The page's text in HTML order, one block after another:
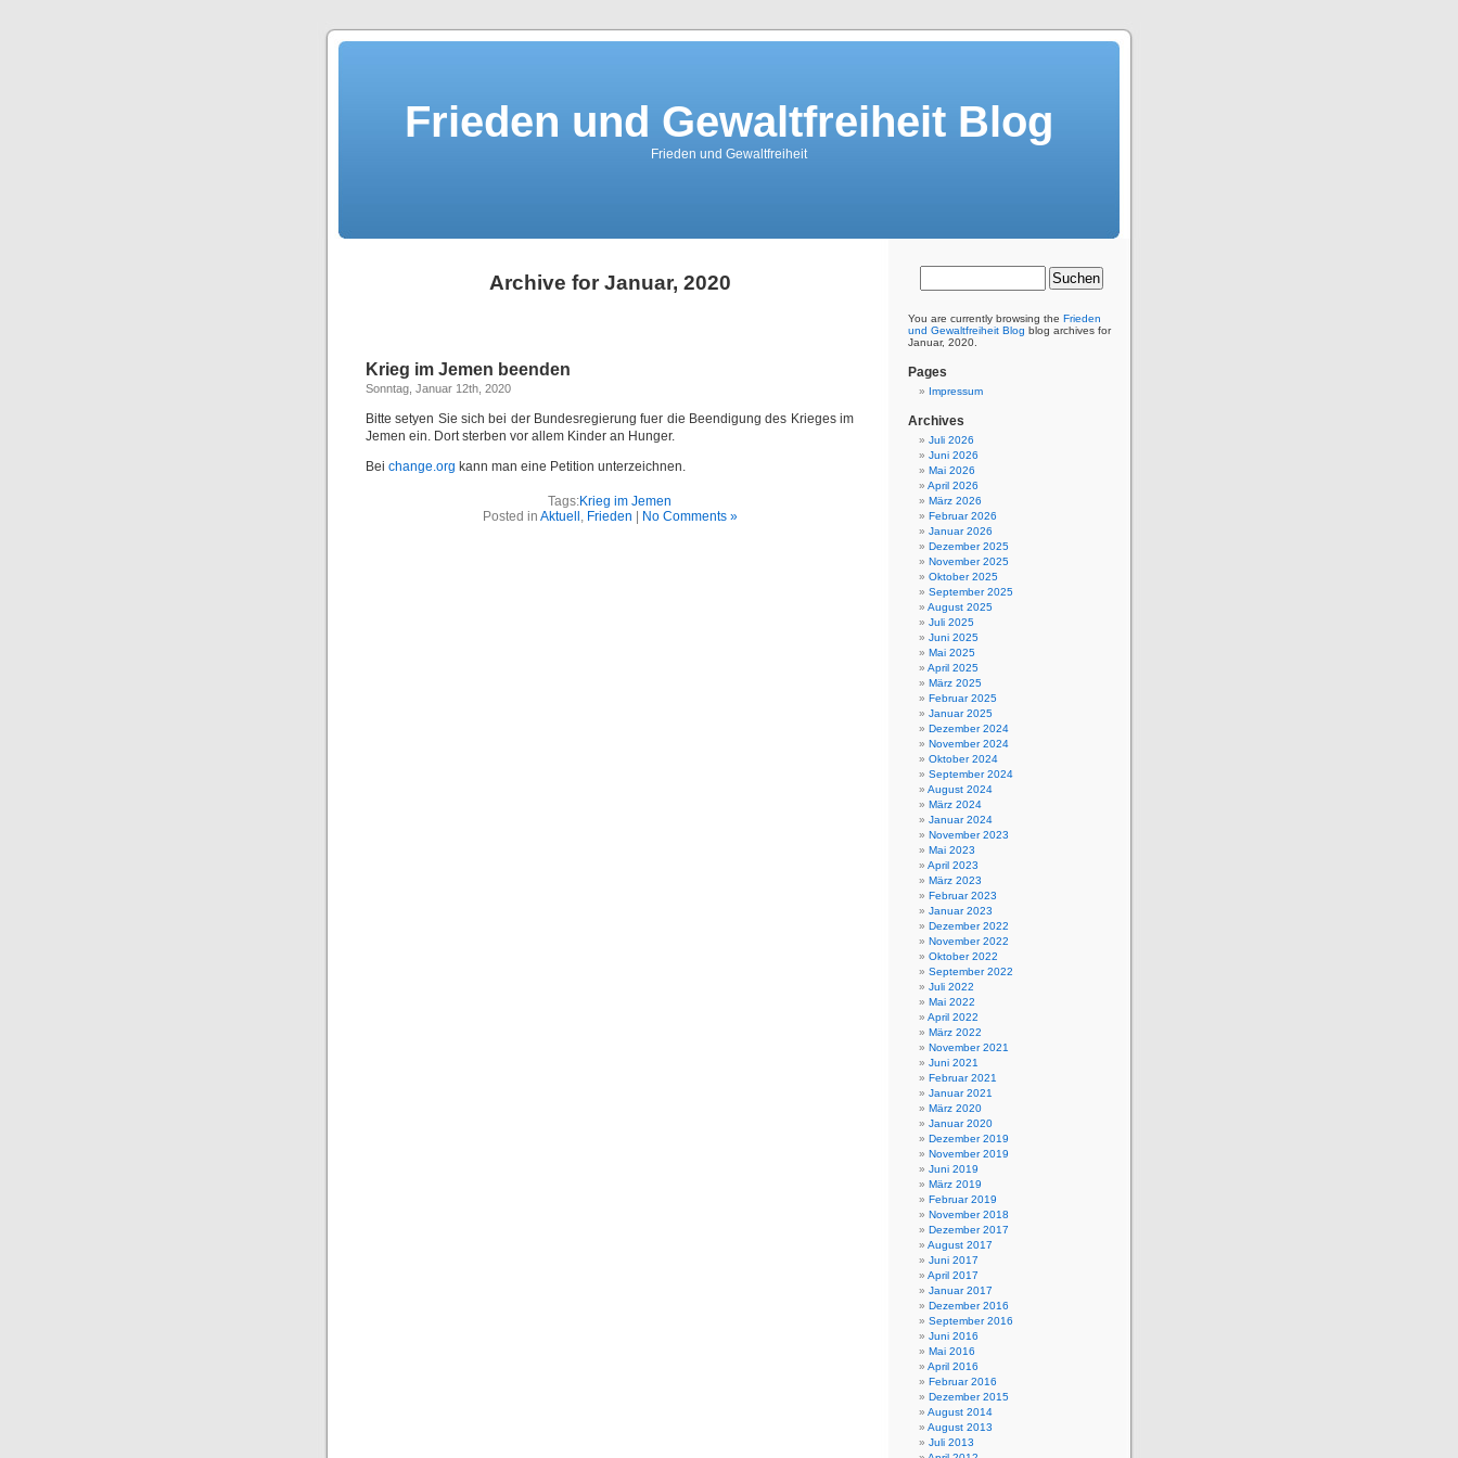
Frieden und Gewaltfreiheit Blog
Frieden und Gewaltfreiheit
Archive for Januar, 2020
Krieg im Jemen beenden
Sonntag, Januar 12th, 2020
Bitte setyen Sie sich bei der Bundesregierung fuer die Beendigung des Krieges im
Jemen ein. Dort sterben vor allem Kinder an Hunger.
Bei change.org kann man eine Petition unterzeichnen.
Tags:Krieg im Jemen
Posted in Aktuell , Frieden No Comments »
You are currently browsing the Frieden
und Gewaltfreiheit Blog blog archives for
Januar, 2020.
Pages
Impressum
Archives
Juli 2026
Juni 2026
Mai 2026
April 2026
März 2026
Februar 2026
Januar 2026
Dezember 2025
November 2025
Oktober 2025
September 2025
August 2025
Juli 2025
Juni 2025
Mai 2025
April 2025
März 2025
Februar 2025
Januar 2025
Dezember 2024
November 2024
Oktober 2024
September 2024
August 2024
März 2024
Januar 2024
November 2023
Mai 2023
April 2023
März 2023
Februar 2023
Januar 2023
Dezember 2022
November 2022
Oktober 2022
September 2022
Juli 2022
Mai 2022
April 2022
März 2022
November 2021
Juni 2021
Februar 2021
Januar 2021
März 2020
Januar 2020
Dezember 2019
November 2019
Juni 2019
März 2019
Februar 2019
November 2018
Dezember 2017
August 2017
Juni 2017
April 2017
Januar 2017
Dezember 2016
September 2016
Juni 2016
Mai 2016
April 2016
Februar 2016
Dezember 2015
August 2014
August 2013
Juli 2013